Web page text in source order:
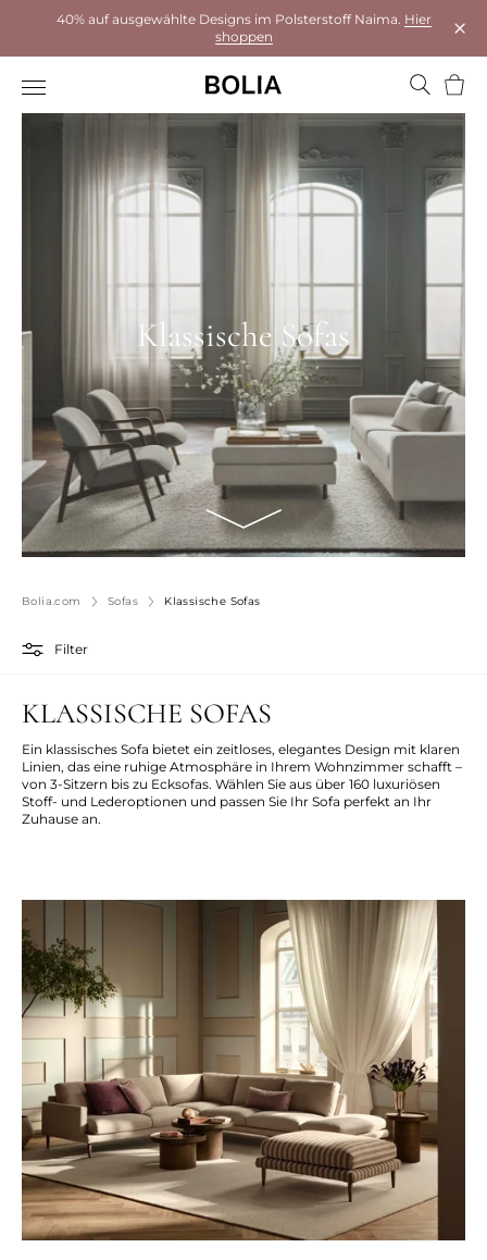
40% auf ausgewählte Designs im Polsterstoff Naima. Hier
shoppen
Klassische Sofas
Bolia.com Sofas Klassische Sofas
Filter
KLASSISCHE SOFAS
Ein klassisches Sofa bietet ein zeitloses, elegantes Design mit klaren
Linien, das eine ruhige Atmosphäre in Ihrem Wohnzimmer schafft –
von 3-Sitzern bis zu Ecksofas. Wählen Sie aus über 160 luxuriösen
Stoff- und Lederoptionen und passen Sie Ihr Sofa perfekt an Ihr
Zuhause an.